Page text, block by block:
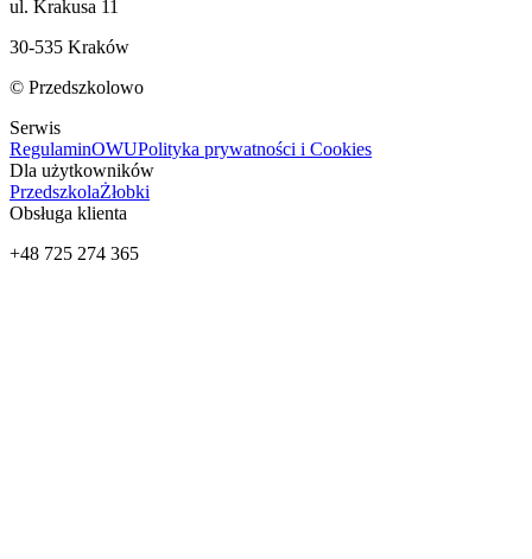
ul. Krakusa 11
30-535 Kraków
© Przedszkolowo
Serwis
RegulaminOWUPolityka prywatności i Cookies
Dla użytkowników
PrzedszkolaŻłobki
Obsługa klienta
+48 725 274 365